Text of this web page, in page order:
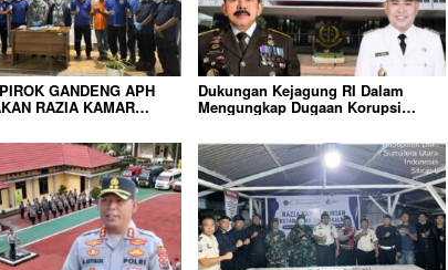
GANDENG APH
RAZIA KAMAR
LINGKUNGAN
YANG AMAN
Dukungan Kejagung RI Dalam
Mengungkap Dugaan Korupsi
AMPK : Segera Periksa Dan
Tangkap!